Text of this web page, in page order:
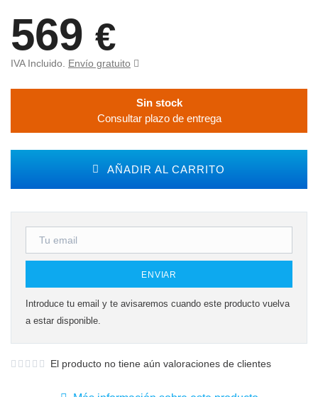
569 €
IVA Incluido. Envío gratuito
Sin stock
Consultar plazo de entrega
AÑADIR AL CARRITO
ENVIAR
Introduce tu email y te avisaremos cuando este producto vuelva
a estar disponible.
El producto no tiene aún valoraciones de clientes